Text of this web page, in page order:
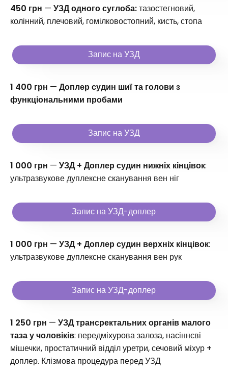
450 грн — УЗД одного суглоба:тазостегновий,
колінний, плечовий, гомілковостопний, кисть, стопа
Запис на УЗД
1 400 грн — Доплер судин шиї та голови з
функціональними пробами
Запис на УЗД
1 000 грн — УЗД + Доплер судин нижніх кінцівок:
ультразвукове дуплексне сканування вен ніг
Запис на УЗД-доплер
1 000 грн — УЗД + Доплер судин верхніх кінцівок:
ультразвукове дуплексне сканування вен рук
Запис на УЗД-доплер
1 250 грн — УЗД трансректальних органів малого
таза у чоловіків: передміхурова залоза, насіннєві
мішечки, простатичний відділ уретри, сечовий міхур +
доплер. Клізмова процедура перед УЗД